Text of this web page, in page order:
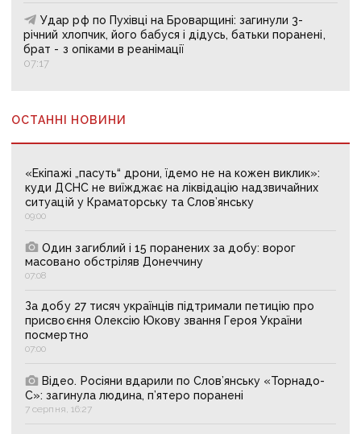
Удар рф по Пухівці на Броварщині: загинули 3-
річний хлопчик, його бабуся і дідусь, батьки поранені,
брат - з опіками в реанімації
07:17
ОСТАННІ НОВИНИ
«Екіпажі „пасуть“ дрони, їдемо не на кожен виклик»:
куди ДСНС не виїжджає на ліквідацію надзвичайних
ситуацій у Краматорську та Слов’янську
09:00
Один загиблий і 15 поранених за добу: ворог
масовано обстріляв Донеччину
07:08
За добу 27 тисяч українців підтримали петицію про
присвоєння Олексію Юкову звання Героя України
посмертно
07:00
Відео. Росіяни вдарили по Слов’янську «Торнадо-
С»: загинула людина, п’ятеро поранені
7 серпня, 16:27